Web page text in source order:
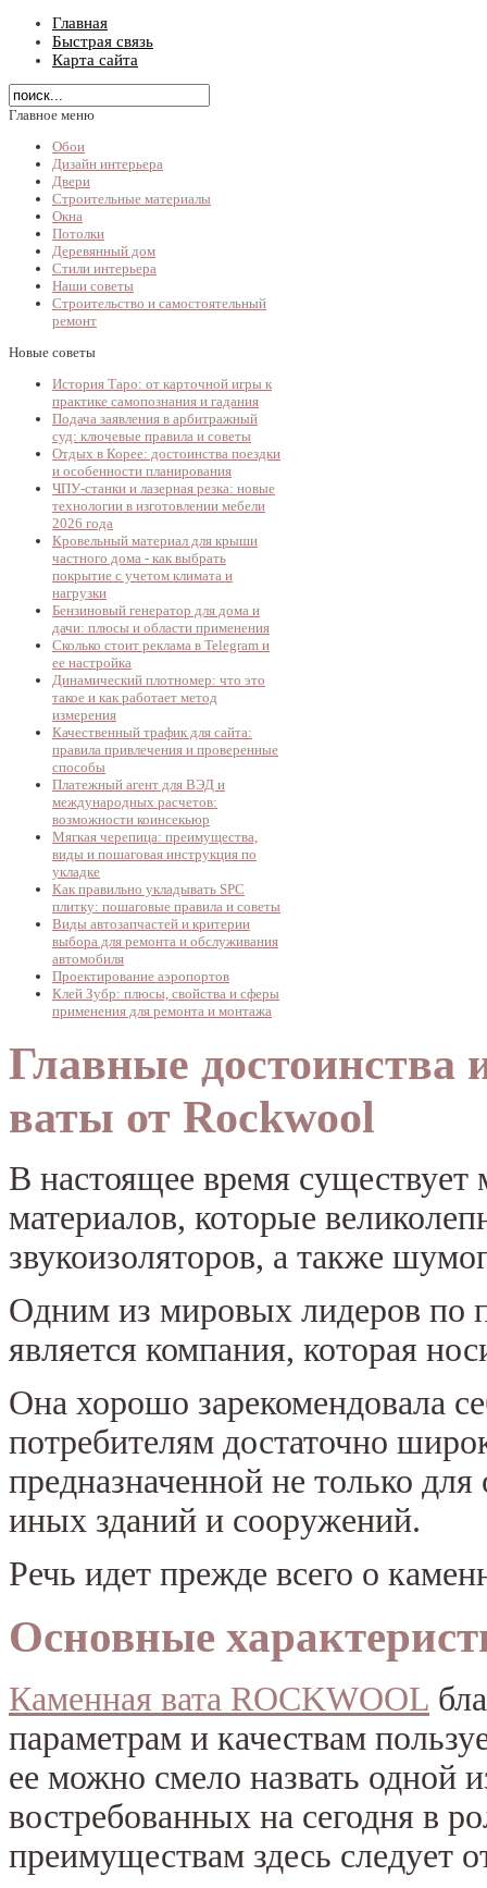
Главная
Быстрая связь
Карта сайта
Главное меню
Обои
Дизайн интерьера
Двери
Строительные материалы
Окна
Потолки
Деревянный дом
Стили интерьера
Наши советы
Строительство и самостоятельный
ремонт
Новые советы
История Таро: от карточной игры к
практике самопознания и гадания
Подача заявления в арбитражный
суд: ключевые правила и советы
Отдых в Корее: достоинства поездки
и особенности планирования
ЧПУ-станки и лазерная резка: новые
технологии в изготовлении мебели
2026 года
Кровельный материал для крыши
частного дома - как выбрать
покрытие с учетом климата и
нагрузки
Бензиновый генератор для дома и
дачи: плюсы и области применения
Сколько стоит реклама в Telegram и
ее настройка
Динамический плотномер: что это
такое и как работает метод
измерения
Качественный трафик для сайта:
правила привлечения и проверенные
способы
Платежный агент для ВЭД и
международных расчетов:
возможности коинсекьюр
Мягкая черепица: преимущества,
виды и пошаговая инструкция по
укладке
Как правильно укладывать SPC
плитку: пошаговые правила и советы
Виды автозапчастей и критерии
выбора для ремонта и обслуживания
автомобиля
Проектирование аэропортов
Клей Зубр: плюсы, свойства и сферы
применения для ремонта и монтажа
Главные достоинства
ваты от Rockwool
В настоящее время
материалов, которые
звукоизоляторов, а также
Одним из мировых лидеров по
является компания, которая
Она хорошо зарекомендовала
потребителям достаточно
предназначенной не только
иных зданий и сооружений.
Речь идет прежде всего о
Основные
Каменная вата ROCKWOOL
параметрам и качествам
ее можно смело назвать одной
востребованных на сегодня в
преимуществам здесь следует